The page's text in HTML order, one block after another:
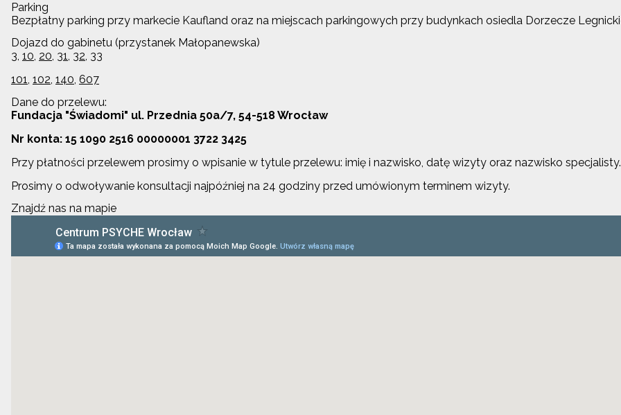
Parking
Bezpłatny parking przy markecie Kaufland oraz na miejscach parkingowych przy budynkach osiedla Dorzecze
Dojazd do gabinetu (przystanek Małopanewska)
3, 10, 20, 31, 32, 33
101, 102, 140, 607
Dane do przelewu:
Fundacja "Świadomi" ul. Przednia 50a/7, 54-518 Wrocław
Nr konta: 15 1090 2516 00000001 3722 3425
Przy płatności przelewem prosimy o wpisanie w tytule przelewu: imię i nazwisko, datę wizyty oraz nazwisko specjalisty.
Prosimy o odwoływanie konsultacji najpóźniej na 24 godziny przed umówionym terminem wizyty.
Znajdź nas na mapie